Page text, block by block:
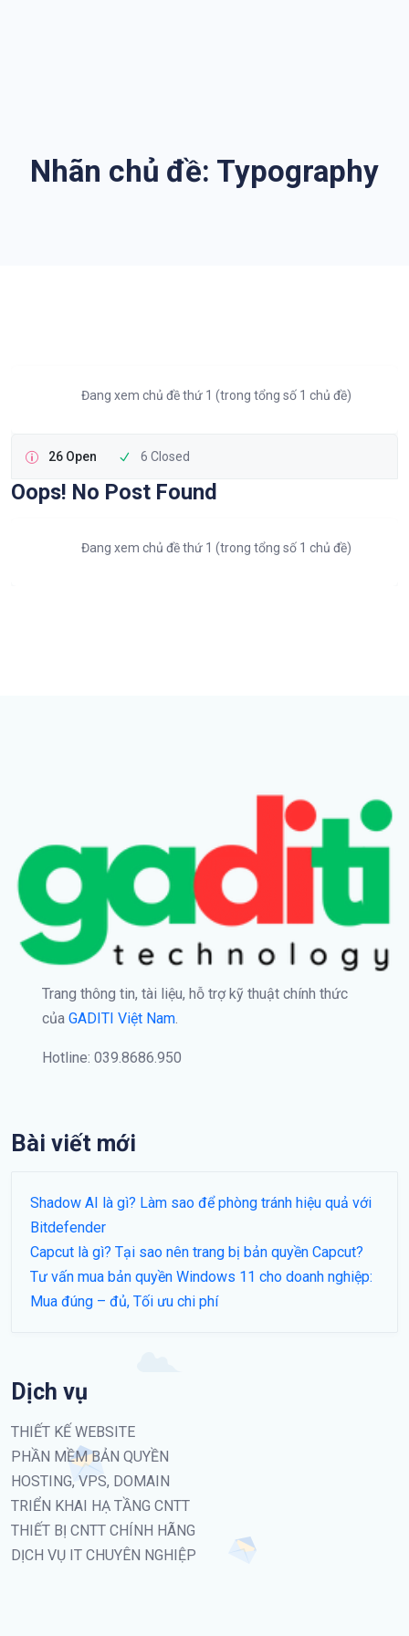
Nhãn chủ đề: Typography
Đang xem chủ đề thứ 1 (trong tổng số 1 chủ đề)
26 Open 6 Closed
Oops! No Post Found
Đang xem chủ đề thứ 1 (trong tổng số 1 chủ đề)
Trang thông tin, tài liệu, hỗ trợ kỹ thuật chính thức
của GADITI Việt Nam.
Hotline: 039.8686.950
Bài viết mới
Shadow AI là gì? Làm sao để phòng tránh hiệu quả với
Bitdefender
Capcut là gì? Tại sao nên trang bị bản quyền Capcut?
Tư vấn mua bản quyền Windows 11 cho doanh nghiệp:
Mua đúng – đủ, Tối ưu chi phí
Dịch vụ
THIẾT KẾ WEBSITE
PHẦN MỀM BẢN QUYỀN
HOSTING, VPS, DOMAIN
TRIỂN KHAI HẠ TẦNG CNTT
THIẾT BỊ CNTT CHÍNH HÃNG
DỊCH VỤ IT CHUYÊN NGHIỆP